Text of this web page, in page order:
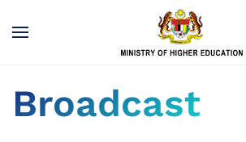
Broadcast